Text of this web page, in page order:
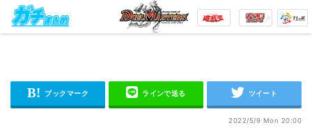
2022/5/9 Mon 20:00